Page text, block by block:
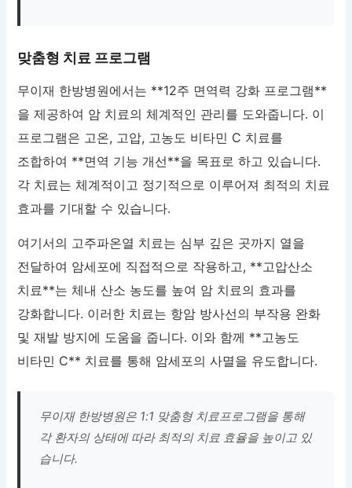
맞춤형 치료 프로그램
무이재 한방병원에서는 **12주 면역력 강화 프로그램**
을 제공하여 암 치료의 체계적인 관리를 도와줍니다. 이
프로그램은 고온, 고압, 고농도 비타민 C 치료를
조합하여 **면역 기능 개선**을 목표로 하고 있습니다.
각 치료는 체계적이고 정기적으로 이루어져 최적의 치료
효과를 기대할 수 있습니다.
여기서의 고주파온열 치료는 심부 깊은 곳까지 열을
전달하여 암세포에 직접적으로 작용하고, **고압산소
치료**는 체내 산소 농도를 높여 암 치료의 효과를
강화합니다. 이러한 치료는 항암 방사선의 부작용 완화
및 재발 방지에 도움을 줍니다. 이와 함께 **고농도
비타민 C** 치료를 통해 암세포의 사멸을 유도합니다.
무이재 한방병원은 1:1 맞춤형 치료프로그램을 통해
각 환자의 상태에 따라 최적의 치료 효율을 높이고 있
습니다.